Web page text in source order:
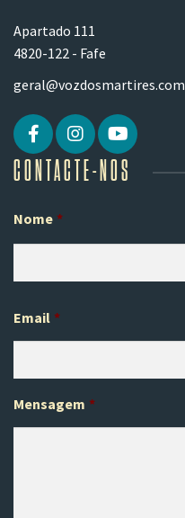
Apartado 111
4820-122 - Fafe
geral@vozdosmartires.com
CONTACTE-NOS
Nome *
Email *
Mensagem *